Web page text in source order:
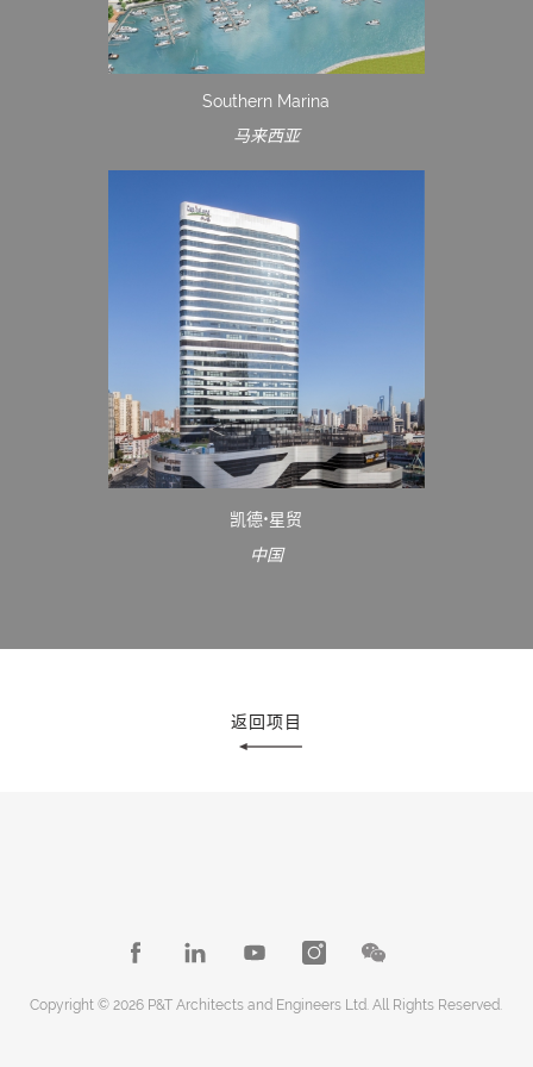
Southern Marina
马来西亚
凯德•星贸
中国
返回项目
Copyright © 2026 P&T Architects and Engineers Ltd. All Rights Reserved.